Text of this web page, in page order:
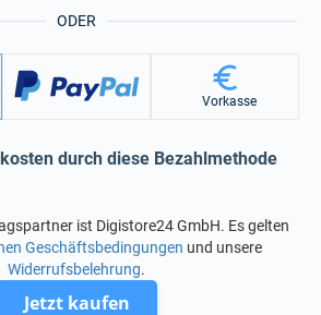
ODER
Vorkasse
durch diese Bezahlmethode
ist Digistore24 GmbH. Es gelten
Geschäftsbedingungen und unsere
Widerrufsbelehrung.
Jetzt kaufen